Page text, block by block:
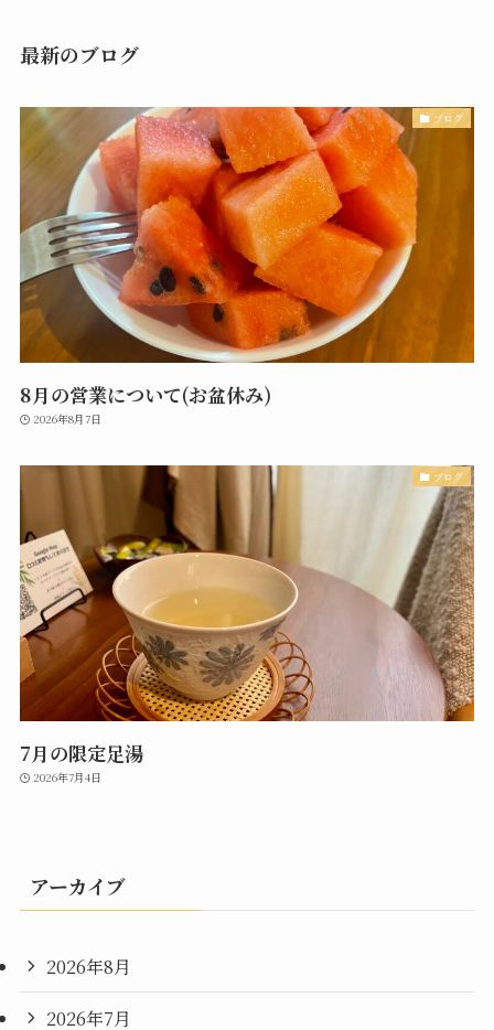
最新のブログ
ブログ
8月の営業について(お盆休み)
2026年8月7日
ブログ
7月の限定足湯
2026年7月4日
アーカイブ
2026年8月
2026年7月